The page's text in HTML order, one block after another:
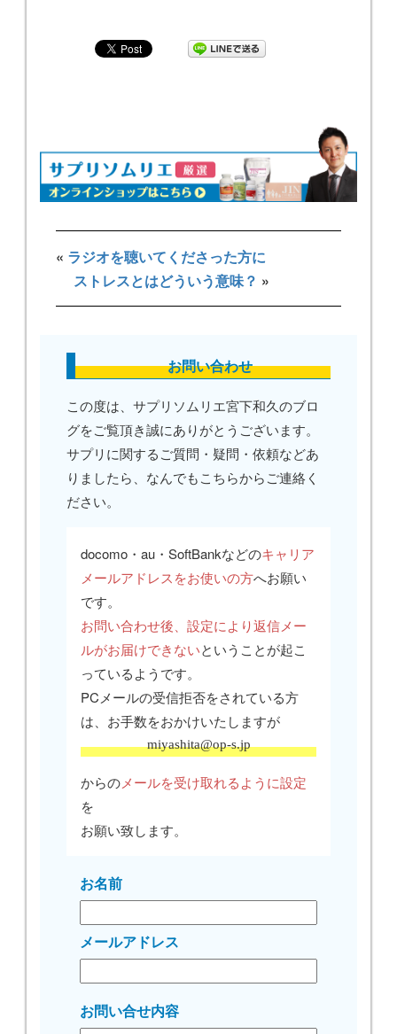
« ラジオを聴いてくださった方に
ストレスとはどういう意味？ »
お問い合わせ
この度は、サプリソムリエ宮下和久のブロ
グをご覧頂き誠にありがとうございます。
サプリに関するご質問・疑問・依頼などあ
りましたら、なんでもこちらからご連絡く
ださい。
docomo・au・SoftBankなどのキャリア
メールアドレスをお使いの方へお願い
です。
お問い合わせ後、設定により返信メー
ルがお届けできないということが起こ
っているようです。
PCメールの受信拒否をされている方
は、お手数をおかけいたしますが
miyashita@op-s.jp
からのメールを受け取れるように設定
を
お願い致します。
お名前
メールアドレス
お問い合せ内容